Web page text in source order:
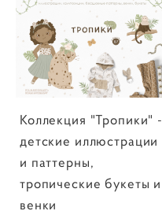
Коллекция "Тропики" -
детские иллюстрации
и паттерны,
тропические букеты и
венки